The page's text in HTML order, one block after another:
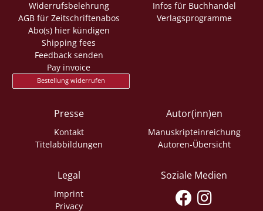
Widerrufsbelehrung
AGB für Zeitschriftenabos
Abo(s) hier kündigen
Shipping fees
Feedback senden
Pay invoice
Bestellung widerrufen
Infos für Buchhandel
Verlagsprogramme
Presse
Kontakt
Titelabbildungen
Autor(inn)en
Manuskripteinreichung
Autoren-Übersicht
Legal
Imprint
Privacy
Soziale Medien